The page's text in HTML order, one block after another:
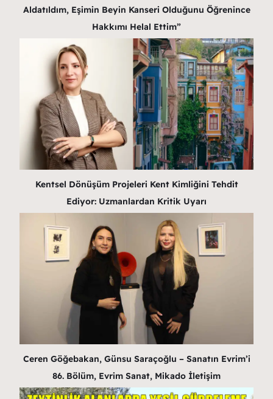
Aldatıldım, Eşimin Beyin Kanseri Olduğunu Öğrenince
Hakkımı Helal Ettim”
Kentsel Dönüşüm Projeleri Kent Kimliğini Tehdit
Ediyor: Uzmanlardan Kritik Uyarı
Ceren Göğebakan, Günsu Saraçoğlu – Sanatın Evrim’i
86. Bölüm, Evrim Sanat, Mikado İletişim